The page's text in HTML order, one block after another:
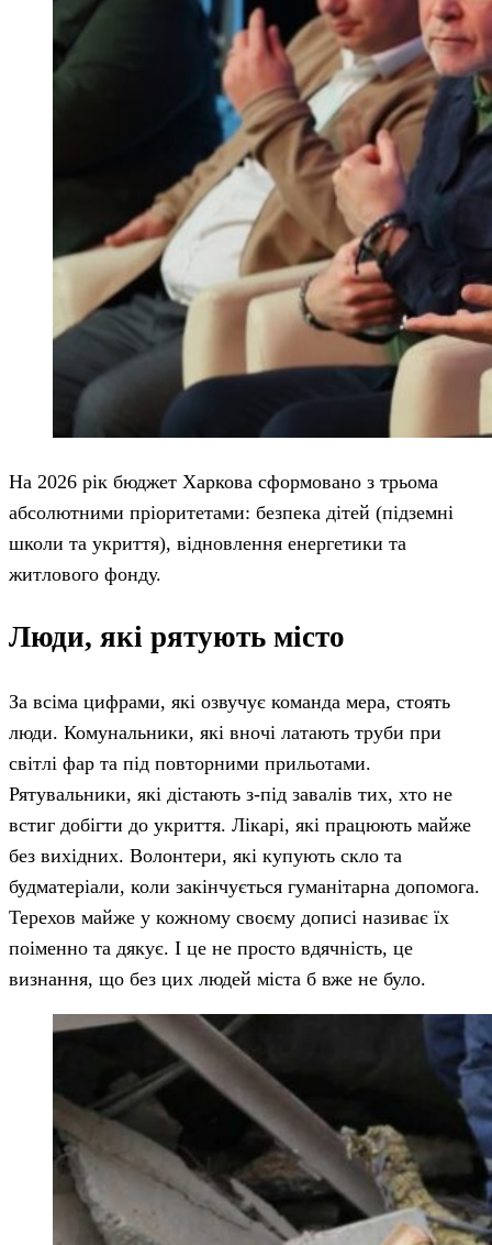
На 2026 рік бюджет Харкова сформовано з трьома
абсолютними пріоритетами: безпека дітей (підземні
школи та укриття), відновлення енергетики та
житлового фонду.
Люди, які рятують місто
За всіма цифрами, які озвучує команда мера, стоять
люди. Комунальники, які вночі латають труби при
світлі фар та під повторними прильотами.
Рятувальники, які дістають з-під завалів тих, хто не
встиг добігти до укриття. Лікарі, які працюють майже
без вихідних. Волонтери, які купують скло та
будматеріали, коли закінчується гуманітарна допомога.
Терехов майже у кожному своєму дописі називає їх
поіменно та дякує. І це не просто вдячність, це
визнання, що без цих людей міста б вже не було.